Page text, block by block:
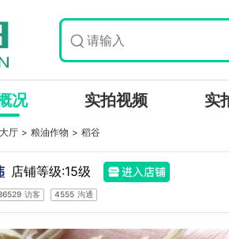
况 实拍视频 实
厅 > 粮油作物 > 稻谷
店铺等级:15级
访客 4555 沟通